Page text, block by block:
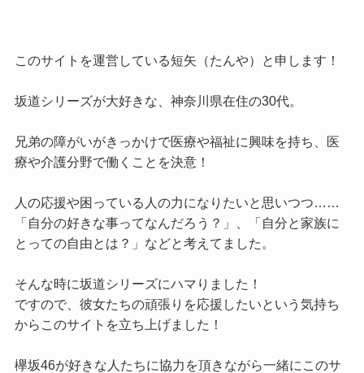
このサイトを運営している短矢（たんや）と申します！
坂道シリーズが大好きな、神奈川県在住の30代。
兄弟の障がいがきっかけで医療や福祉に興味を持ち、医
療や介護分野で働くことを決意！
人の応援や困っている人の力になりたいと思いつつ……
「自分の好きな事ってなんだろう？」、「自分と家族に
とっての自由とは？」などと考えてました。
そんな時に坂道シリーズにハマりました！
ですので、彼女たちの頑張りを応援したいという気持ち
からこのサイトを立ち上げました！
欅坂46が好きな人たちに協力を頂きながら一緒にこのサ